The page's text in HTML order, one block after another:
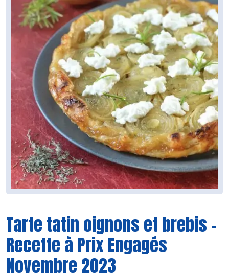
Tarte tatin oignons et brebis -
Recette à Prix Engagés
Novembre 2023